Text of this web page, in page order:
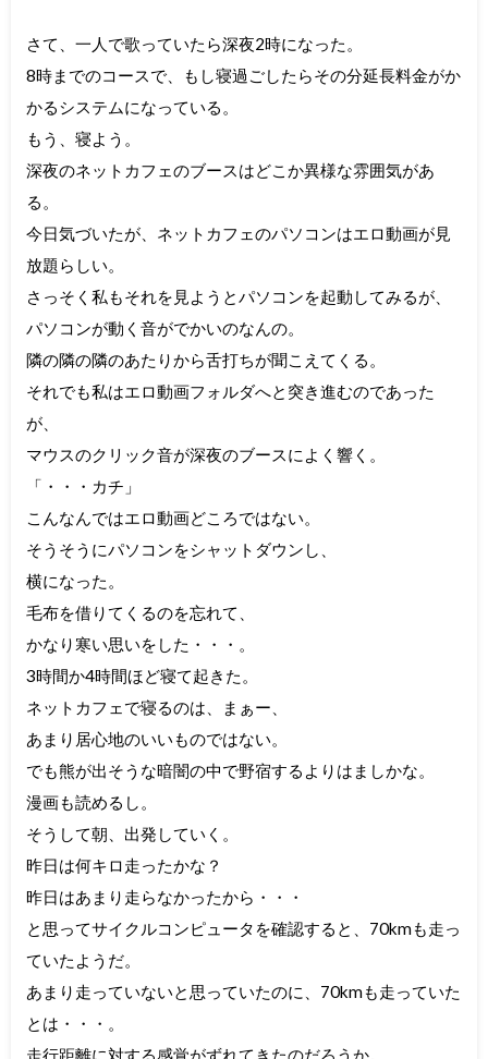
さて、一人で歌っていたら深夜2時になった。
8時までのコースで、もし寝過ごしたらその分延長料金がか
かるシステムになっている。
もう、寝よう。
深夜のネットカフェのブースはどこか異様な雰囲気があ
る。
今日気づいたが、ネットカフェのパソコンはエロ動画が見
放題らしい。
さっそく私もそれを見ようとパソコンを起動してみるが、
パソコンが動く音がでかいのなんの。
隣の隣の隣のあたりから舌打ちが聞こえてくる。
それでも私はエロ動画フォルダへと突き進むのであった
が、
マウスのクリック音が深夜のブースによく響く。
「・・・カチ」
こんなんではエロ動画どころではない。
そうそうにパソコンをシャットダウンし、
横になった。
毛布を借りてくるのを忘れて、
かなり寒い思いをした・・・。
3時間か4時間ほど寝て起きた。
ネットカフェで寝るのは、まぁー、
あまり居心地のいいものではない。
でも熊が出そうな暗闇の中で野宿するよりはましかな。
漫画も読めるし。
そうして朝、出発していく。
昨日は何キロ走ったかな？
昨日はあまり走らなかったから・・・
と思ってサイクルコンピュータを確認すると、70kmも走っ
ていたようだ。
あまり走っていないと思っていたのに、70kmも走っていた
とは・・・。
走行距離に対する感覚がずれてきたのだろうか。